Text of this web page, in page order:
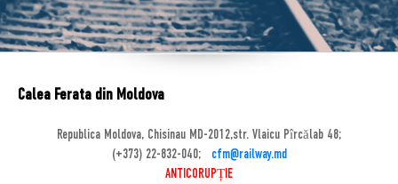
Calea Ferata din Moldova
Republica Moldova, Chisinau MD-2012,str. Vlaicu Pîrcălab 48;
(+373) 22-832-040;
cfm@railway.md
ANTICORUPȚIE